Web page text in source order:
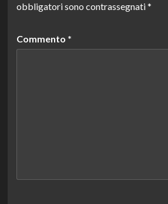
obbligatori sono contrassegnati*
Commento *